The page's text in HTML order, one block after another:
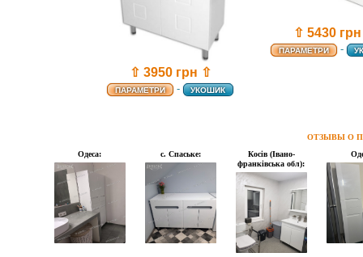
⇧ 3950 грн ⇧
ПАРАМЕТРИ - УКОШИК
⇧ 5430
ПАРАМЕТРИ -
ОТЗЫВЫ О
Одеса:
с. Спаське:
Косів (Івано-
франківська обл):